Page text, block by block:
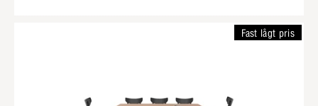
Fast lågt pris